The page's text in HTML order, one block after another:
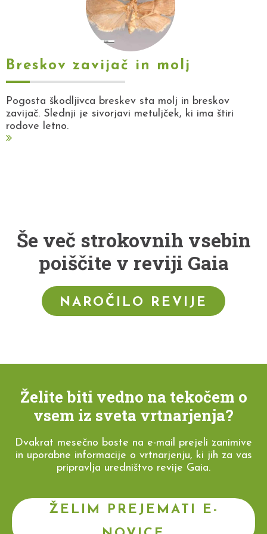
Breskov zavijač in molj
Pogosta škodljivca breskev sta molj in breskov
zavijač. Slednji je sivorjavi metuljček, ki ima štiri
rodove letno.
Še več strokovnih vsebin
poiščite v reviji Gaia
NAROČILO REVIJE
Želite biti vedno na tekočem o
vsem iz sveta vrtnarjenja?
Dvakrat mesečno boste na e-mail prejeli zanimive
in uporabne informacije o vrtnarjenju, ki jih za vas
pripravlja uredništvo revije Gaia.
ŽELIM PREJEMATI E-